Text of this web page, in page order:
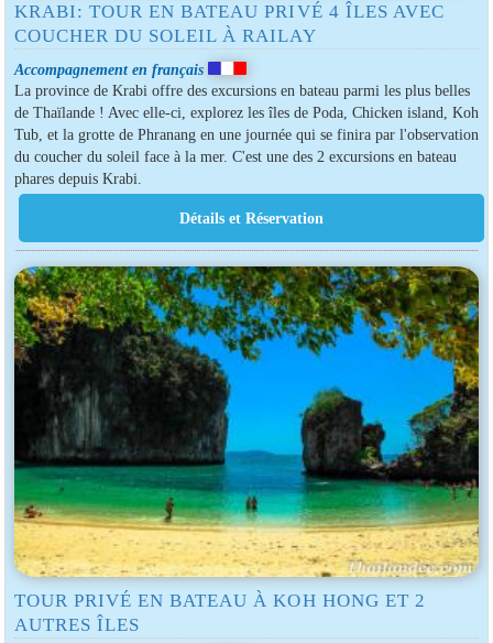
KRABI: TOUR EN BATEAU PRIVÉ 4 ÎLES AVEC
COUCHER DU SOLEIL À RAILAY
Accompagnement en français
La province de Krabi offre des excursions en bateau parmi les plus belles
de Thaïlande ! Avec elle-ci, explorez les îles de Poda, Chicken island, Koh
Tub, et la grotte de Phranang en une journée qui se finira par l'observation
du coucher du soleil face à la mer. C'est une des 2 excursions en bateau
phares depuis Krabi.
TOUR PRIVÉ EN BATEAU À KOH HONG ET 2
AUTRES ÎLES